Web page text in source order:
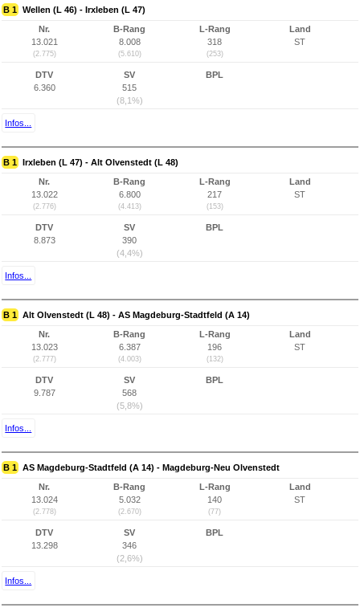
B 1 Wellen (L 46) - Irxleben (L 47)
Nr.
13.021
(2.775)
B-Rang
8.008
(5.610)
L-Rang
318
(253)
Land
ST
DTV
6.360
SV
515
(8,1%)
BPL
Infos...
B 1 Irxleben (L 47) - Alt Olvenstedt (L 48)
Nr.
13.022
(2.776)
B-Rang
6.800
(4.413)
L-Rang
217
(153)
Land
ST
DTV
8.873
SV
390
(4,4%)
BPL
Infos...
B 1 Alt Olvenstedt (L 48) - AS Magdeburg-Stadtfeld (A 14)
Nr.
13.023
(2.777)
B-Rang
6.387
(4.003)
L-Rang
196
(132)
Land
ST
DTV
9.787
SV
568
(5,8%)
BPL
Infos...
B 1 AS Magdeburg-Stadtfeld (A 14) - Magdeburg-Neu Olvenstedt
Nr.
13.024
(2.778)
B-Rang
5.032
(2.670)
L-Rang
140
(77)
Land
ST
DTV
13.298
SV
346
(2,6%)
BPL
Infos...